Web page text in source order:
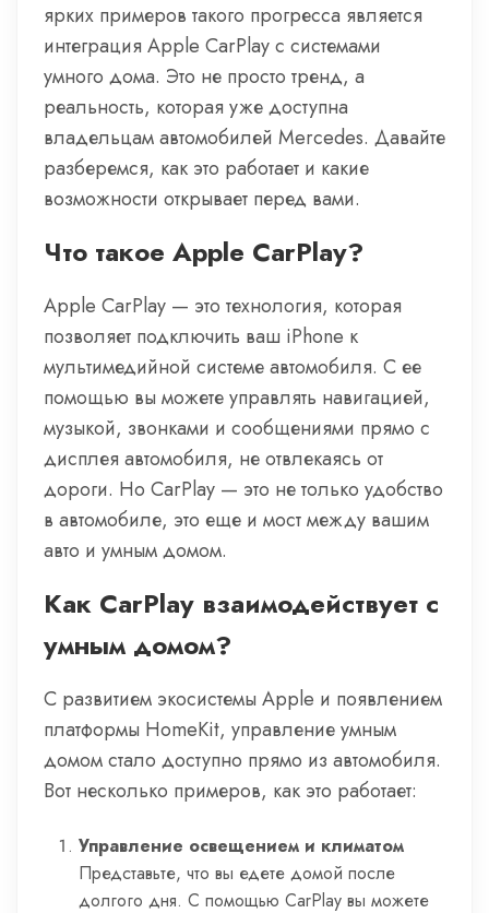
ярких примеров такого прогресса является
интеграция Apple CarPlay с системами
умного дома. Это не просто тренд, а
реальность, которая уже доступна
владельцам автомобилей Mercedes. Давайте
разберемся, как это работает и какие
возможности открывает перед вами.
Что такое Apple CarPlay?
Apple CarPlay — это технология, которая
позволяет подключить ваш iPhone к
мультимедийной системе автомобиля. С ее
помощью вы можете управлять навигацией,
музыкой, звонками и сообщениями прямо с
дисплея автомобиля, не отвлекаясь от
дороги. Но CarPlay — это не только удобство
в автомобиле, это еще и мост между вашим
авто и умным домом.
Как CarPlay взаимодействует с
умным домом?
С развитием экосистемы Apple и появлением
платформы HomeKit, управление умным
домом стало доступно прямо из автомобиля.
Вот несколько примеров, как это работает:
Управление освещением и климатом
Представьте, что вы едете домой после
долгого дня. С помощью CarPlay вы можете